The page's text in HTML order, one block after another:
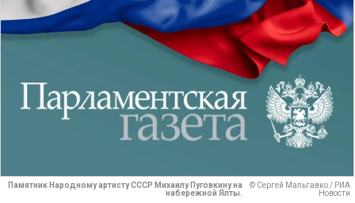
Памятник Народному артисту СССР Михаилу Пуговкину на
набережной Ялты.
© Сергей Мальгавко / РИА
Новости